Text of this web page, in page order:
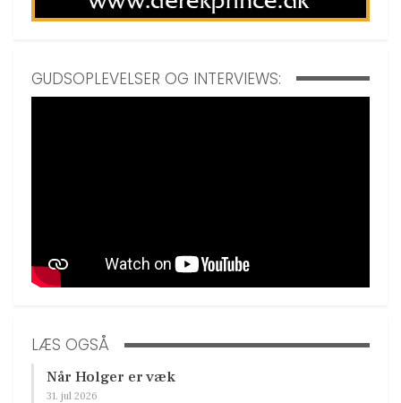
GUDSOPLEVELSER OG INTERVIEWS:
LÆS OGSÅ
Når Holger er væk
31. jul 2026